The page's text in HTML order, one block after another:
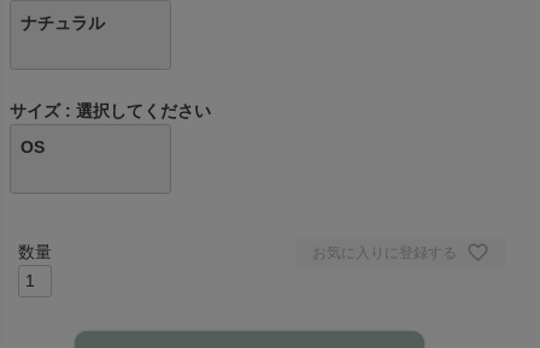
ナチュラル
サイズ
選択してください
OS
お気に入りに登録する